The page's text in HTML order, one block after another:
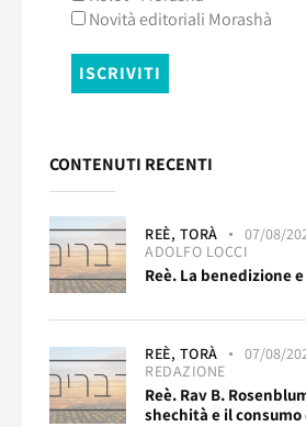
Novità editoriali Morashà
CONTENUTI RECENTI
REÈ, TORÀ 07/08/
ADOLFO LOCCI
Reè. La benedizione
REÈ, TORÀ 07/08/
REDAZIONE
Reè. Rav B.
shechità e il